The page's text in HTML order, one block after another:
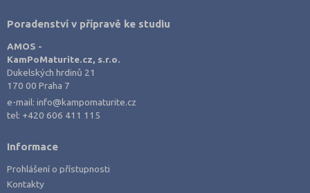
Poradenství v přípravě ke studiu
AMOS -
KamPoMaturite.cz, s.r.o.
Dukelských hrdinů 21
170 00 Praha 7
e-mail:info@kampomaturite.cz
tel: +420 606 411 115
Informace
Prohlášení o přístupnosti
Kontakty